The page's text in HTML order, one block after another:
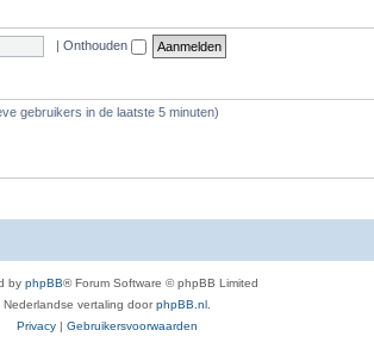
| Onthouden
gebruikers in de laatste 5 minuten)
by phpBB® Forum Software © phpBB Limited
Nederlandse vertaling doorphpBB.nl
Privacy | Gebruikersvoorwaarden